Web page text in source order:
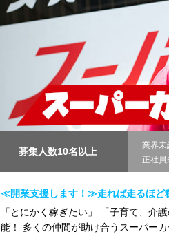
募集人数10名以上
業界未
正社員
≪開業支援します！≫走れば走るほど
「とにかく稼ぎたい」 「子育て、介
能！ 多くの仲間が助け合うスーパー